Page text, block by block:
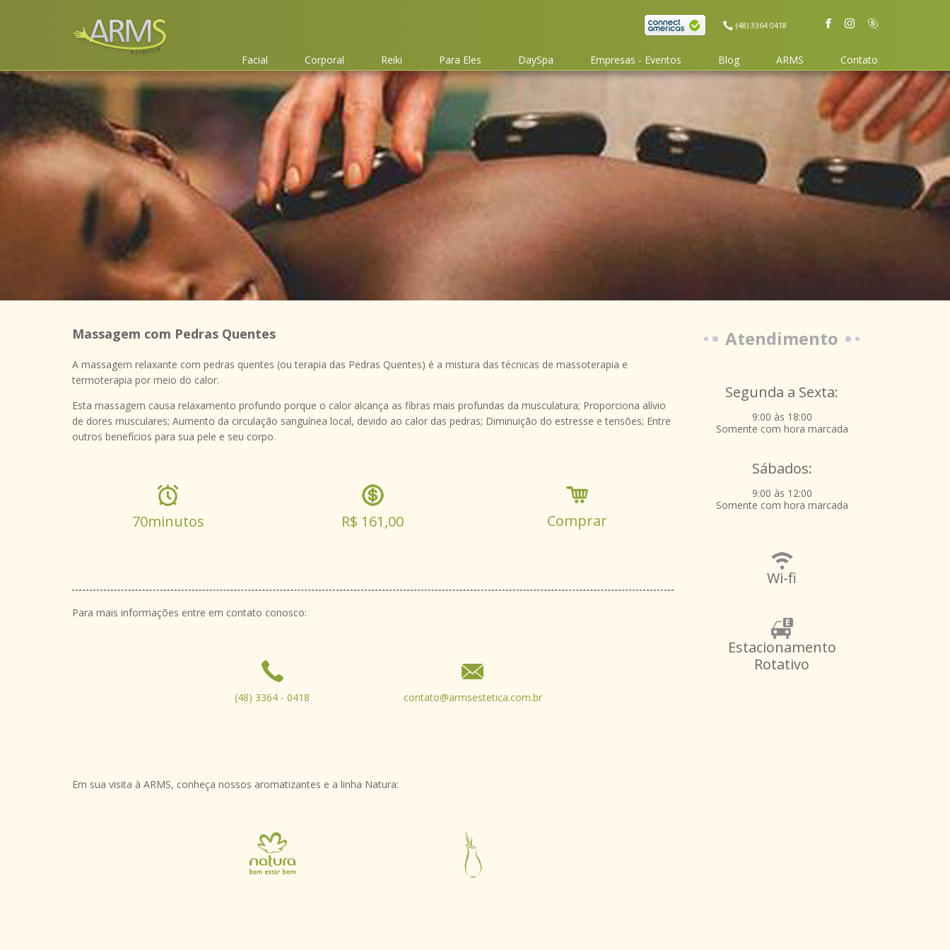
(48) 3364 0418
Facial Corporal Reiki Para Eles DaySpa Empresas - Eventos Blog ARMS Contato
Massagem com Pedras Quentes
A massagem relaxante com pedras quentes (ou terapia das Pedras Quentes) é a mistura das técnicas de massoterapia e
termoterapia por meio do calor.
Esta massagem causa relaxamento profundo porque o calor alcança as fibras mais profundas da musculatura; Proporciona alívio
de dores musculares; Aumento da circulação sanguínea local, devido ao calor das pedras; Diminuição do estresse e tensões; Entre
outros benefícios para sua pele e seu corpo.
70minutos R$ 161,00 Comprar
Para mais informações entre em contato conosco:
(48) 3364 - 0418 contato@armsestetica.com.br
Em sua visita à ARMS, conheça nossos aromatizantes e a linha Natura:
Atendimento
Segunda a Sexta:
9:00 às 18:00
Somente com hora marcada
Sábados:
9:00 às 12:00
Somente com hora marcada
Wi-fi
Estacionamento
Rotativo